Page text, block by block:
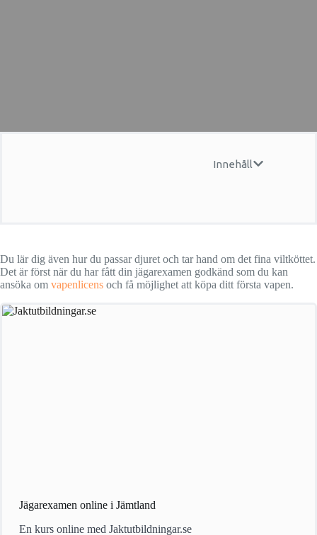
Innehåll
Du lär dig även hur du passar djuret och tar hand om det fina viltköttet.
Det är först när du har fått din jägarexamen godkänd som du kan
ansöka om vapenlicens och få möjlighet att köpa ditt första vapen.
Jägarexamen online i Jämtland
En kurs online med Jaktutbildningar.se